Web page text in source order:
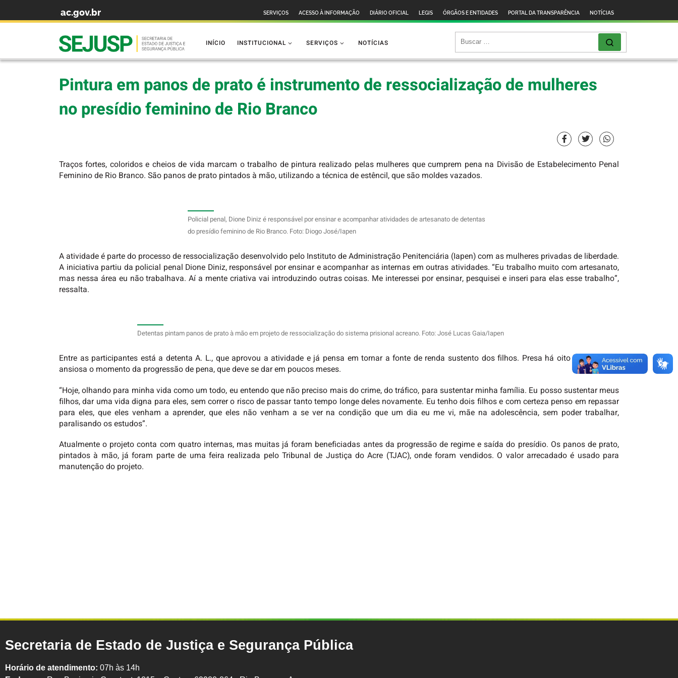
ac.gov.br SERVIÇOS ACESSO À INFORMAÇÃO DIÁRIO OFICIAL LEGIS ÓRGÃOS E ENTIDADES PORTAL DA TRANSPARÊNCIA NOTÍCIAS
INÍCIO INSTITUCIONAL SERVIÇOS NOTÍCIAS
Pintura em panos de prato é instrumento de ressocialização de mulheres
no presídio feminino de Rio Branco
Traços fortes, coloridos e cheios de vida marcam o trabalho de pintura realizado pelas mulheres que cumprem pena na Divisão de Estabelecimento Penal
Feminino de Rio Branco. São panos de prato pintados à mão, utilizando a técnica de estêncil, que são moldes vazados.
Policial penal, Dione Diniz é responsável por ensinar e acompanhar atividades de artesanato de detentas
do presídio feminino de Rio Branco. Foto: Diogo José/Iapen
A atividade é parte do processo de ressocialização desenvolvido pelo Instituto de Administração Penitenciária (Iapen) com as mulheres privadas de liberdade.
A iniciativa partiu da policial penal Dione Diniz, responsável por ensinar e acompanhar as internas em outras atividades. “Eu trabalho muito com artesanato,
mas nessa área eu não trabalhava. Aí a mente criativa vai introduzindo outras coisas. Me interessei por ensinar, pesquisei e inseri para elas esse trabalho”,
ressalta.
Detentas pintam panos de prato à mão em projeto de ressocialização do sistema prisional acreano. Foto: José Lucas Gaia/Iapen
Entre as participantes está a detenta A. L., que aprovou a atividade e já pensa em tornar a fonte de renda sustento dos filhos. Presa há oito anos, espera
ansiosa o momento da progressão de pena, que deve se dar em poucos meses.
“Hoje, olhando para minha vida como um todo, eu entendo que não preciso mais do crime, do tráfico, para sustentar minha família. Eu posso sustentar meus
filhos, dar uma vida digna para eles, sem correr o risco de passar tanto tempo longe deles novamente. Eu tenho dois filhos e com certeza penso em repassar
para eles, que eles venham a aprender, que eles não venham a se ver na condição que um dia eu me vi, mãe na adolescência, sem poder trabalhar,
paralisando os estudos”.
Atualmente o projeto conta com quatro internas, mas muitas já foram beneficiadas antes da progressão de regime e saída do presídio. Os panos de prato,
pintados à mão, já foram parte de uma feira realizada pelo Tribunal de Justiça do Acre (TJAC), onde foram vendidos. O valor arrecadado é usado para
manutenção do projeto.
Secretaria de Estado de Justiça e Segurança Pública
Horário de atendimento: 07h às 14h